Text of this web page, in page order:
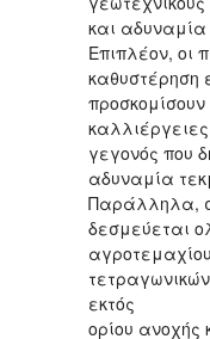
και αδυναμία
Επιπλέον, οι
καθυστέρηση
προσκομίσουν
γεγονός που
αδυναμία
Παράλληλα,
δεσμεύεται
εκτός
ορίου